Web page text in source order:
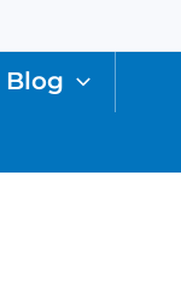
Blog